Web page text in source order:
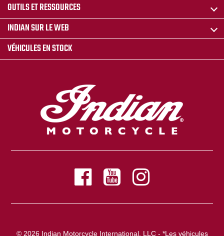
OUTILS ET RESSOURCES
INDIAN SUR LE WEB
VÉHICULES EN STOCK
© 2026 Indian Motorcycle International, LLC - *Les véhicules